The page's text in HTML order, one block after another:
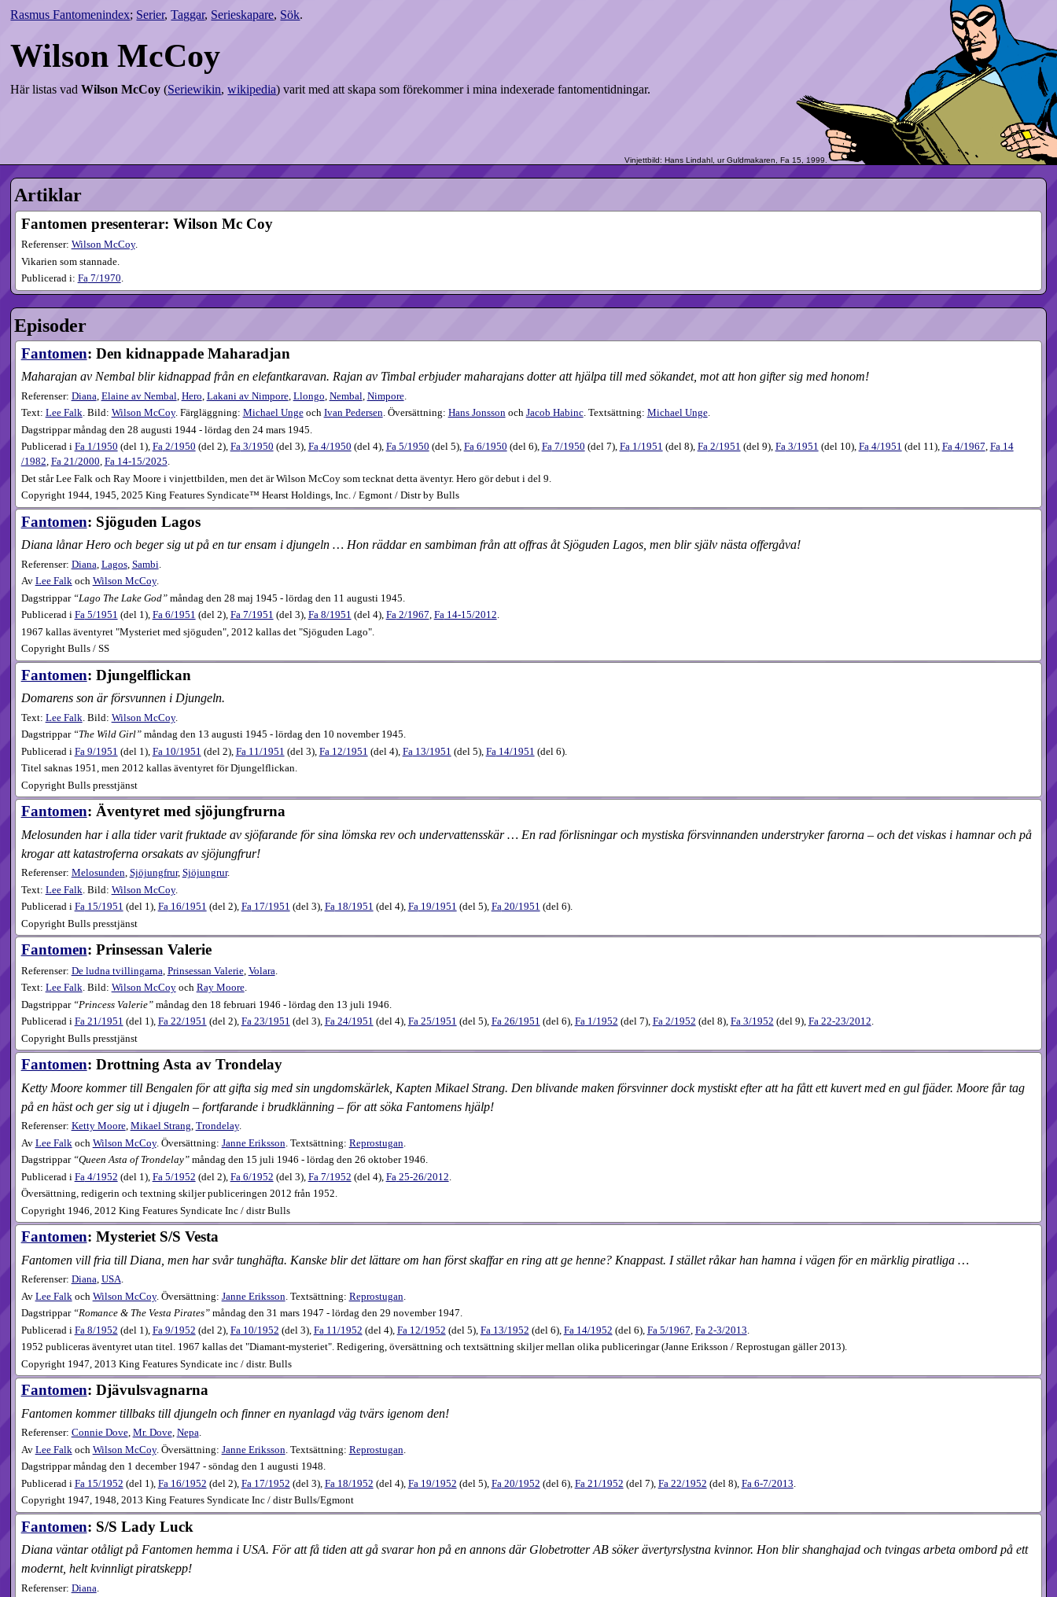
Rasmus Fantomenindex; Serier,Taggar, Serieskapare, Sök.
Wilson McCoy
Här listas vadWilson McCoy (Seriewikin,wikipedia) varit med att skapa som förekommer i mina indexerade fantomentidningar.
Artiklar
Fantomen presenterar: Wilson Mc Coy
Referenser: Wilson McCoy.
Vikarien som stannade.
Publicerad i: Fa7​/1970.
Episoder
Fantomen: Den kidnappade Maharadjan
Maharajan av Nembal blir kidnappad från en elefantkaravan. Rajan av Timbal erbjuder maharajans dotter att hjälpa till med sökandet, mot att hon gifter sig med honom!
Referenser: Diana Elaine av Nembal Hero Lakani av Nimpore, Llongo Nembal Nimpore.
Text: Lee Falk. Bild: Wilson McCoy. Färgläggning: Michael Ungeoch Ivan Pedersen. Översättning: Hans Jonssonoch Jacob Habinc. Textsättning: Michael Unge.
Dagstrippar måndag den 28 augusti 1944 - lördag den 24 mars 1945.
Publicerad i Fa1​/1950 (del 1), Fa2​/1950 (del 2), Fa3​/1950 (del 3), Fa4​/1950 (del 4), Fa5​/1950 (del 5), Fa6​/1950 (del 6), Fa7​/1950 (del 7), Fa1​/1951 (del 8), Fa2​/1951 (del 9), Fa3​/1951 (del 10), Fa4​/1951 (del 11), Fa4​/1967, Fa14​
/1982, Fa21​/2000, Fa14-15​/2025.
Det står Lee Falk och Ray Moore i vinjettbilden, men det är Wilson McCoy som tecknat detta äventyr. Hero gör debut i del 9.
Copyright 1944, 1945, 2025 King Features Syndicate™ Hearst Holdings, Inc. / Egmont / Distr by Bulls
Fantomen: Sjöguden Lagos
Diana lånar Hero och beger sig ut på en tur ensam i djungeln … Hon räddar en sambiman från att offras åt Sjöguden Lagos, men blir själv nästa offergåva!
Referenser: Diana Lagos, Sambi
Av Lee Falkoch Wilson McCoy.
Dagstrippar
Lago The Lake God måndag den 28 maj 1945 - lördag den 11 augusti 1945.
Publicerad i Fa5​/1951 (del 1), Fa6​/1951 (del 2), Fa7​/1951 (del 3), Fa8​/1951 (del 4), Fa2​/1967, Fa14-15​/2012.
1967 kallas äventyret "Mysteriet med sjöguden", 2012 kallas det "Sjöguden Lago".
Copyright Bulls / SS
Fantomen: Djungelflickan
Domarens son är försvunnen i Djungeln.
Text: Lee Falk . Bild: Wilson McCoy.
Dagstrippar
The Wild Girl måndag den 13 augusti 1945 - lördag den 10 november 1945.
Publicerad i Fa 9​/1951 (del 1 ), Fa 10​/1951 (del 2), Fa 11​/1951 (del 3), Fa 12​/1951 (del 4), Fa 13​/1951 (del 5), Fa 14​/1951 (del 6).
Titel saknas 1951, men 2012 kallas äventyret för Djungelflickan.
Copyright Bulls presstjänst
Fantomen: Äventyret med sjöjungfrurna
Melosunden har i alla tider varit fruktade av sjöfarande för sina lömska rev och undervattensskär … En rad förlisningar och mystiska försvinnanden understryker farorna – och det viskas i hamnar och på
krogar att katastroferna orsakats av sjöjungfrur!
Referenser: Melosunden, Sjöjungfrur, Sjöjungrur.
Text: Lee Falk . Bild: Wilson McCoy.
Publicerad i Fa15​/1951 (del 1), Fa16​/1951 (del 2), Fa17​/1951 (del 3), Fa18​/1951 (del 4), Fa19​/1951 (del 5), Fa20​/1951 (del 6).
Copyright Bulls presstjänst
Fantomen: Prinsessan Valerie
Referenser: De ludna tvillingarna Prinsessan Valerie, Volara
Text: Lee Falk. Bild: Wilson McCoyoch Ray Moore.
Dagstrippar
Princess Valerie måndag den 18 februari 1946 - lördag den 13 juli 1946.
Publicerad i Fa21​/1951 (del 1), Fa22​/1951 (del 2), Fa23​/1951 (del 3), Fa24​/1951 (del 4), Fa25​/1951 (del 5), Fa26​/1951 (del 6), Fa1​/1952 (del 7), Fa2​/1952 (del 8), Fa3​/1952 (del 9), Fa22-23​/2012.
Copyright Bulls presstjänst
Fantomen: Drottning Asta av Trondelay
Ketty Moore kommer till Bengalen för att gifta sig med sin ungdomskärlek, Kapten Mikael Strang. Den blivande maken försvinner dock mystiskt efter att ha fått ett kuvert med en gul fjäder. Moore får tag
på en häst och ger sig ut i djugeln – fortfarande i brudklänning – för att söka Fantomens hjälp!
Referenser: Ketty Moore, Mikael Strang, Trondelay.
Av Lee Falk och Wilson McCoy. Översättning: Janne Eriksson . Textsättning: Reprostugan
Dagstrippar
Queen Asta of Trondelay måndag den 15 juli 1946 - lördag den 26 oktober 1946.
Publicerad i Fa4​/1952 (del 1), Fa5​/1952 (del 2), Fa6​/1952 (del 3), Fa7​/1952 (del 4), Fa25-26​/2012.
Översättning, redigerin och textning skiljer publiceringen 2012 från 1952.
Copyright 1946, 2012 King Features Syndicate Inc / distr Bulls
Fantomen: Mysteriet S/S Vesta
Fantomen vill fria till Diana, men har svår tunghäfta. Kanske blir det lättare om han först skaffar en ring att ge henne? Knappast. I stället råkar han hamna i vägen för en märklig piratliga …
Referenser: Diana, USA.
Av Lee Falk och Wilson McCoy. Översättning: Janne Eriksson . Textsättning: Reprostugan
Dagstrippar
Romance & The Vesta Pirates måndag den 31 mars 1947 - lördag den 29 november 1947.
Publicerad i Fa8​/1952 (del 1), Fa9​/1952 (del 2), Fa10​/1952 (del 3), Fa11​/1952 (del 4), Fa12​/1952 (del 5), Fa13​/1952 (del 6), Fa14​/1952 (del 6), Fa5​/1967, Fa2-3​/2013.
1952 publiceras äventyret utan titel. 1967 kallas det "Diamant-mysteriet". Redigering, översättning och textsättning skiljer mellan olika publiceringar (Janne Eriksson / Reprostugan gäller 2013).
Copyright 1947, 2013 King Features Syndicate inc / distr. Bulls
Fantomen: Djävulsvagnarna
Fantomen kommer tillbaks till djungeln och finner en nyanlagd väg tvärs igenom den!
Referenser: Connie Dove, Mr. Dove, Nepa.
Av Lee Falk och Wilson McCoy. Översättning: Janne Eriksson . Textsättning: Reprostugan
Dagstrippar måndag den 1 december 1947 - söndag den 1 augusti 1948.
Publicerad i Fa15​/1952 (del 1), Fa16​/1952 (del 2), Fa17​/1952 (del 3), Fa18​/1952 (del 4), Fa19​/1952 (del 5), Fa20​/1952 (del 6), Fa21​/1952 (del 7), Fa22​/1952 (del 8), Fa6-7​/2013.
Copyright 1947, 1948, 2013 King Features Syndicate Inc / distr Bulls/Egmont
Fantomen: S/S Lady Luck
Diana väntar otåligt på Fantomen hemma i USA. För att få tiden att gå svarar hon på en annons där Globetrotter AB söker ävertyrslystna kvinnor. Hon blir shanghajad och tvingas arbeta ombord på ett
modernt, helt kvinnligt piratskepp!
Referenser: Diana